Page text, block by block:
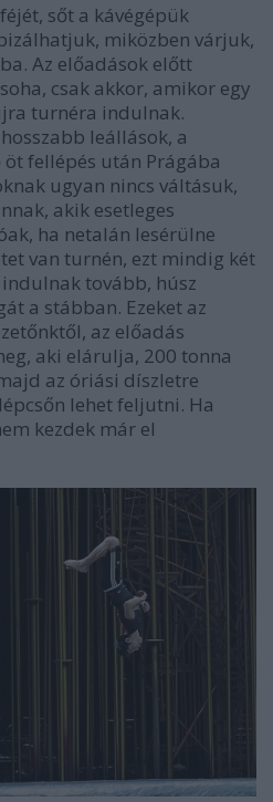
sőt a kávégépük
miközben várjuk,
Az előadások előtt
csak akkor, amikor egy
turnéra indulnak.
leállások, a
fellépés után Prágába
ugyan nincs váltásuk,
akik esetleges
ha netalán lesérülne
van turnén, ezt mindig két
tovább, húsz
a stábban. Ezeket az
az előadás
aki elárulja, 200 tonna
az óriási díszletre
lehet feljutni. Ha
kezdek már el